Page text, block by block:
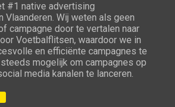
#1 native advertising
Vlaanderen. Wij weten als geen
campagne door te vertalen naar
Voetbalflitsen, waardoor we in
en efficiënte campagnes te
mogelijk om campagnes op
media kanalen te lanceren.